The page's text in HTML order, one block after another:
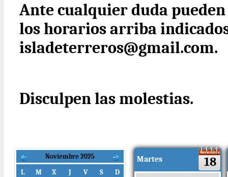
Ante cualquier duda
los horarios arriba
isladeterreros@gmail.com.
Disculpen las molestias.
Noviembre 2025
L M X J V S
D
Martes
Noviembre
18